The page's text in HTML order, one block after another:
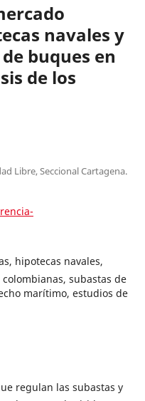
navales y
buques en
de los
Libre, Seccional Cartagena.
hipotecas navales,
subastas de
marítimo, estudios de
regulan las subastas y